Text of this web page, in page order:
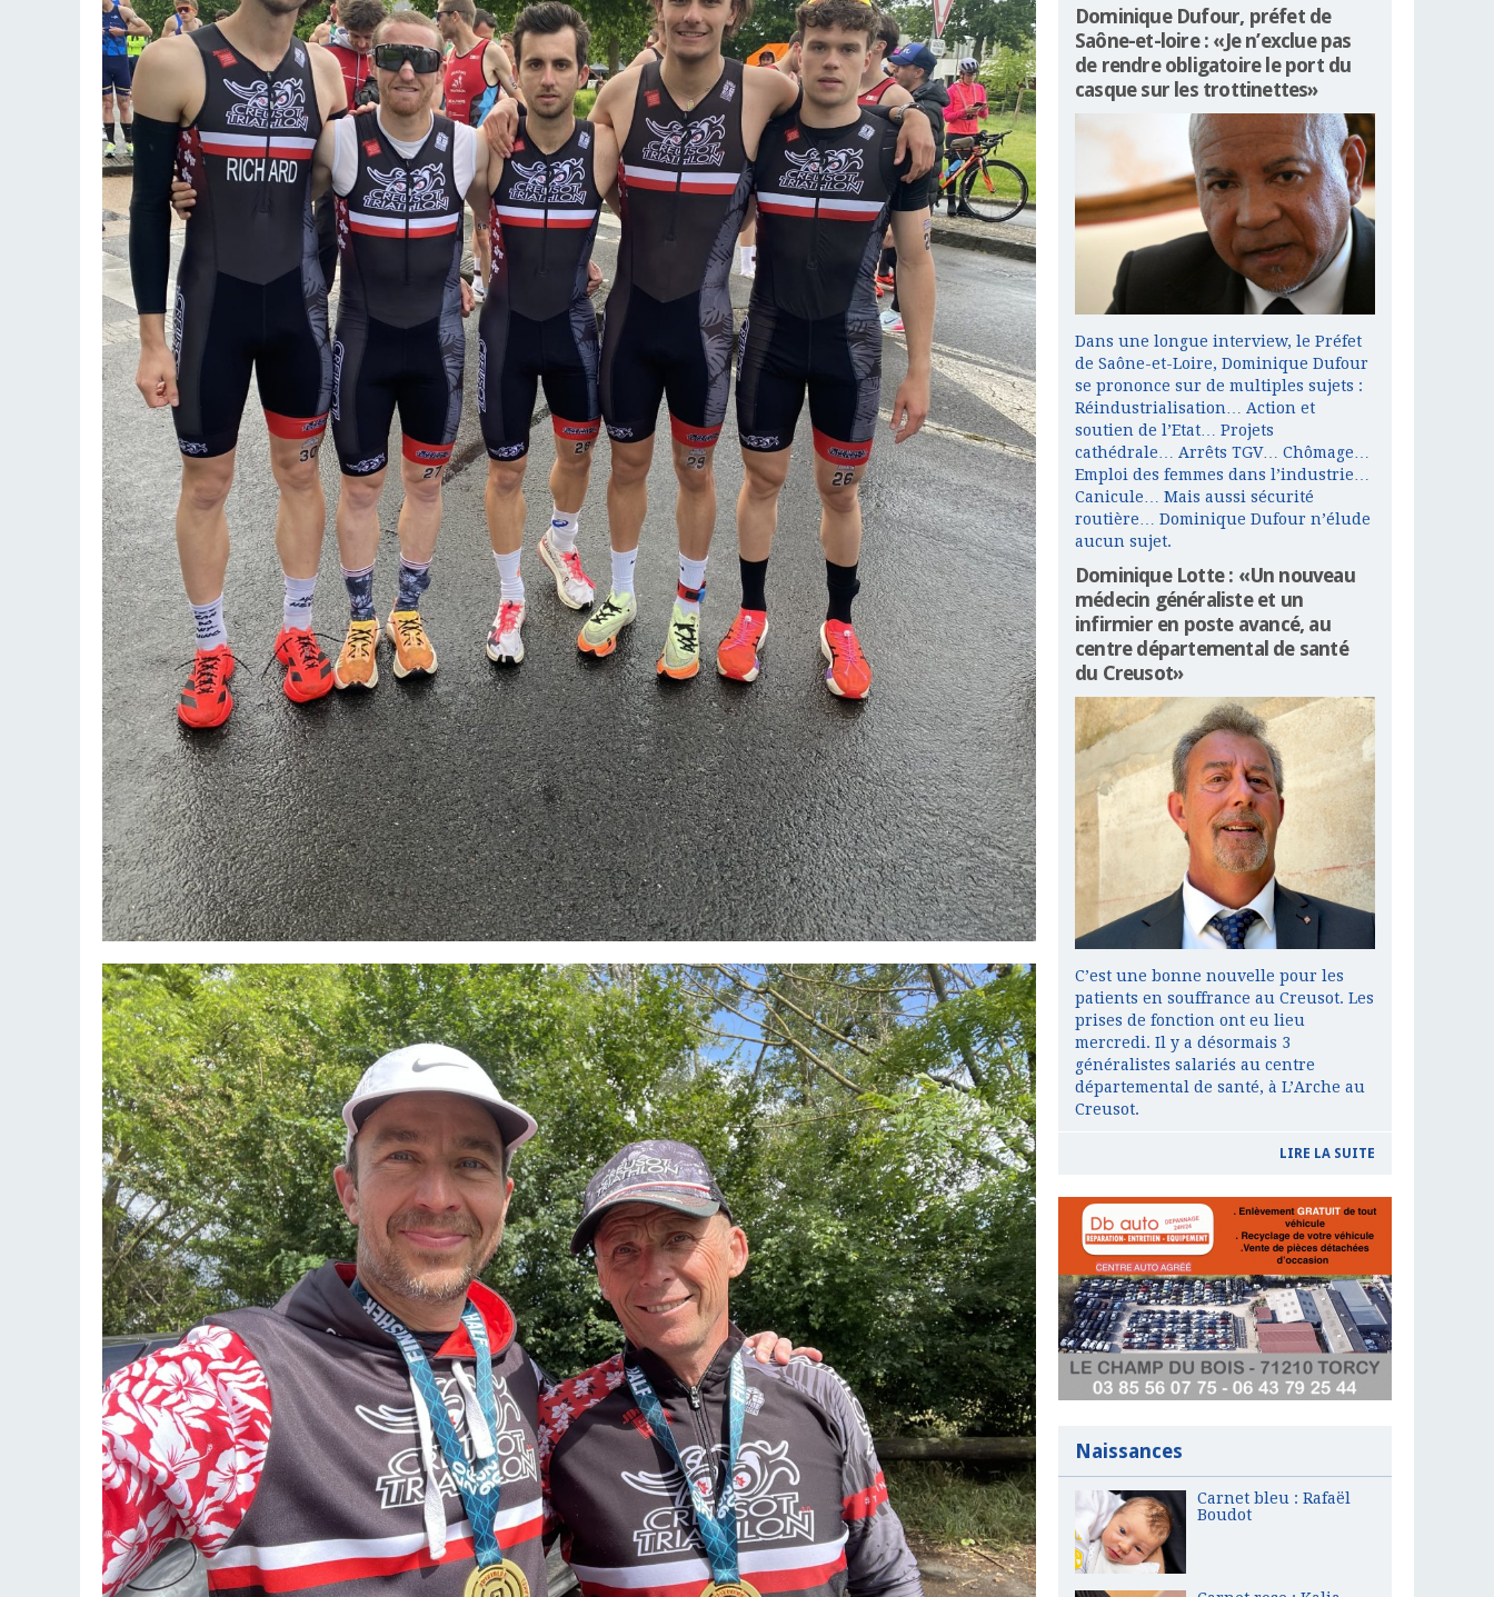
Dominique Dufour, préfet de
Saône-et-loire : «Je n’exclue pas
de rendre obligatoire le port du
casque sur les trottinettes»
Dans une longue interview, le Préfet
de Saône-et-Loire, Dominique Dufour
se prononce sur de multiples sujets :
Réindustrialisation… Action et
soutien de l’Etat… Projets
cathédrale… Arrêts TGV… Chômage…
Emploi des femmes dans l’industrie…
Canicule… Mais aussi sécurité
routière… Dominique Dufour n’élude
aucun sujet.
Dominique Lotte : «Un nouveau
médecin généraliste et un
infirmier en poste avancé, au
centre départemental de santé
du Creusot»
C’est une bonne nouvelle pour les
patients en souffrance au Creusot. Les
prises de fonction ont eu lieu
mercredi. Il y a désormais 3
généralistes salariés au centre
départemental de santé, à L’Arche au
Creusot.
LIRE LA SUITE
Naissances
Carnet bleu : Rafaël
Boudot